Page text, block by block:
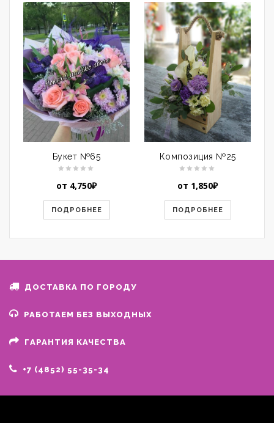
Букет №65
от 4,750₽
ПОДРОБНЕЕ
Композиция №25
от 1,850₽
ПОДРОБНЕЕ
ДОСТАВКА ПО ГОРОДУ
РАБОТАЕМ БЕЗ ВЫХОДНЫХ
ГАРАНТИЯ КАЧЕСТВА
+7 (4852) 55-35-34